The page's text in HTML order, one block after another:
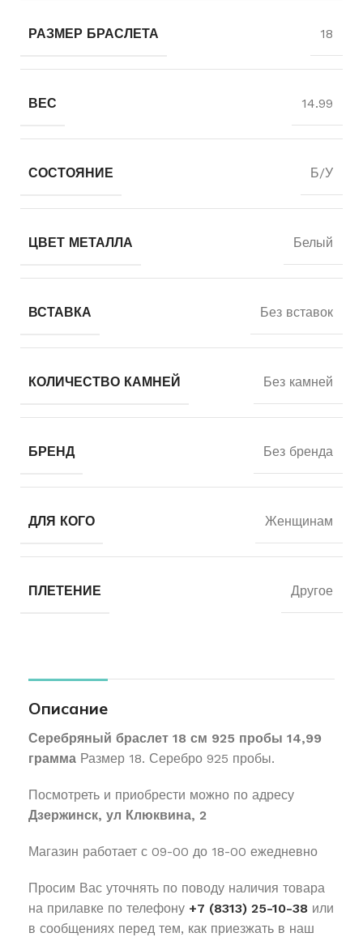
РАЗМЕР БРАСЛЕТА 18
ВЕС 14.99
СОСТОЯНИЕ Б/У
ЦВЕТ МЕТАЛЛА Белый
ВСТАВКА Без вставок
КОЛИЧЕСТВО КАМНЕЙ Без камней
БРЕНД Без бренда
ДЛЯ КОГО Женщинам
ПЛЕТЕНИЕ Другое
Описание
Серебряный браслет 18 см 925 пробы 14,99
грамма Размер 18. Серебро 925 пробы.
Посмотреть и приобрести можно по адресу
Дзержинск, ул Клюквина, 2
Магазин работает с 09-00 до 18-00 ежедневно
Просим Вас уточнять по поводу наличия товара
на прилавке по телефону +7 (8313) 25-10-38 или
в сообщениях перед тем, как приезжать в наш